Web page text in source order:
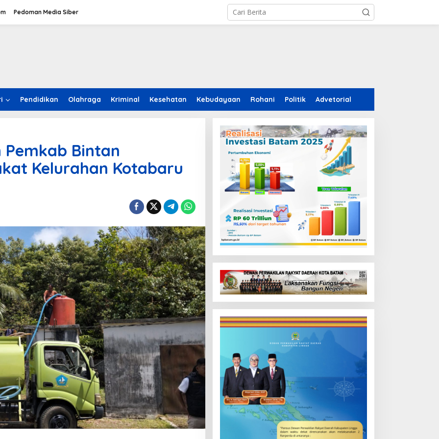
Pedoman Media Siber
Pendidikan Olahraga Kriminal Kesehatan Kebudayaan Rohani Politik Advetorial
Pemkab Bintan
Kelurahan Kotabaru